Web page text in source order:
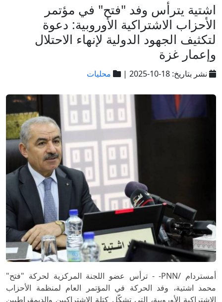
اشتية يترأس وفد "فتح" في مؤتمر
الأحزاب الاشتراكية الأوروبية: دعوة
لتكثيف الجهود الدولية لإنهاء الاحتلال
وإعمار غزة
نشر بتاريخ: 18-10-2025 | محليات
أمستردام /PNN- - ترأس عضو اللجنة المركزية لحركة "فتح"
محمد اشتية، وفد الحركة في المؤتمر العام لمنظمة الأحزاب
الاشتراكية الأوروبية، التي تشكّل كتلة الاشتراكيين والديمقراطيين